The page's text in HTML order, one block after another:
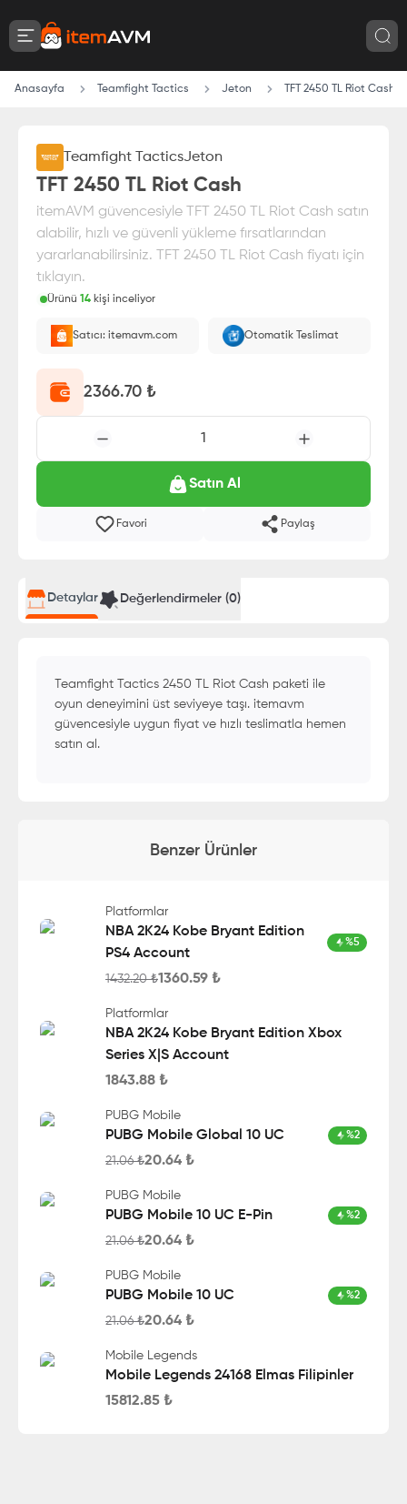
Anasayfa Teamfight Tactics Jeton TFT 2450 TL Riot Cash
Teamfight TacticsJeton
TFT 2450 TL Riot Cash
itemAVM güvencesiyle TFT 2450 TL Riot Cash satın
alabilir, hızlı ve güvenli yükleme fırsatlarından
yararlanabilirsiniz. TFT 2450 TL Riot Cash fiyatı için
tıklayın.
Ürünü 14 kişi inceliyor
E-Pin olarak yüklenir.
Satıcı: itemavm.com Otomatik Teslimat
2366.70 ₺
1
Satın Al
Favori Paylaş
Detaylar Değerlendirmeler (0)
Teamfight Tactics 2450 TL Riot Cash paketi ile
oyun deneyimini üst seviyeye taşı. itemavm
güvencesiyle uygun fiyat ve hızlı teslimatla hemen
satın al.
Benzer Ürünler
Platformlar
NBA 2K24 Kobe Bryant Edition
PS4 Account
%5
1432.20₺1360.59 ₺
Platformlar
NBA 2K24 Kobe Bryant Edition Xbox
Series X|S Account
1843.88 ₺
PUBG Mobile
PUBG Mobile Global 10 UC %2
21.06₺20.64 ₺
PUBG Mobile
PUBG Mobile 10 UC E-Pin %2
21.06₺20.64 ₺
PUBG Mobile
PUBG Mobile 10 UC %2
21.06₺20.64 ₺
Mobile Legends
Mobile Legends 24168 Elmas Filipinler
15812.85 ₺